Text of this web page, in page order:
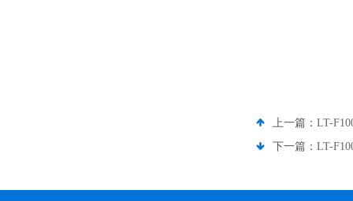
上一篇： LT-
下一篇： LT-